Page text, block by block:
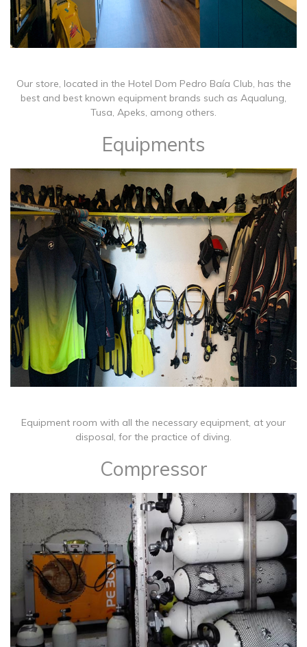
Our store, located in the Hotel Dom Pedro Baía Club, has the
best and best known equipment brands such as Aqualung,
Tusa, Apeks, among others.
Equipments
Equipment room with all the necessary equipment, at your
disposal, for the practice of diving.
Compressor